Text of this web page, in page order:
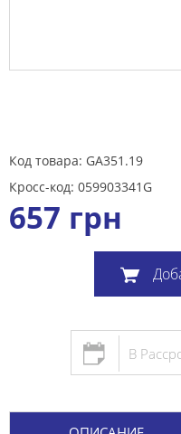
Код товара: GA351.19
Кросс-код: 059903341G
657 грн
В